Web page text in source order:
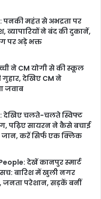
पनकी महंत से अभद्रता पर
व्यापारियों ने बंद की दुकानें,
पर अड़े भक्त
ने CM योगी से की स्कूल
देखिए CM ने
जवाब
देखिए चलते-चलते स्विफ्ट
पढ़िए सायरन ने कैसे बचाई
करें सिर्फ एक क्लिक
देखें कानपुर स्मार्ट
सच: बारिश में खुली नगर
जनता परेशान, सड़कें बनीं